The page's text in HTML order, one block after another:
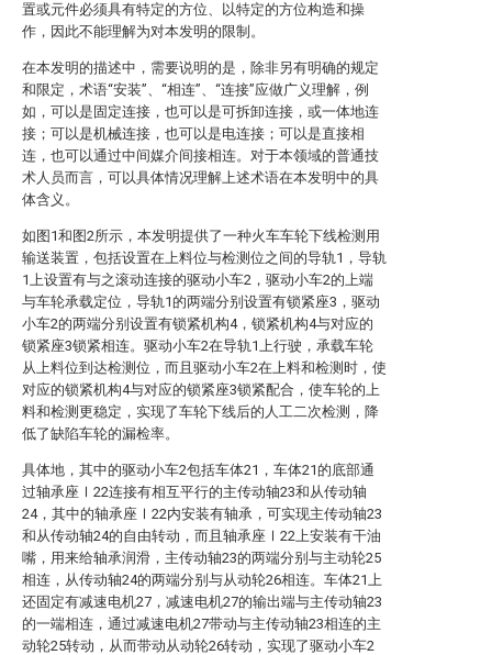
置或元件必须具有特定的方位、以特定的方位构造和操
作，因此不能理解为对本发明的限制。
在本发明的描述中，需要说明的是，除非另有明确的规定
和限定，术语“安装”、“相连”、“连接”应做广义理解，例
如，可以是固定连接，也可以是可拆卸连接，或一体地连
接；可以是机械连接，也可以是电连接；可以是直接相
连，也可以通过中间媒介间接相连。对于本领域的普通技
术人员而言，可以具体情况理解上述术语在本发明中的具
体含义。
如图1和图2所示，本发明提供了一种火车车轮下线检测用
输送装置，包括设置在上料位与检测位之间的导轨1，导轨
1上设置有与之滚动连接的驱动小车2，驱动小车2的上端
与车轮承载定位，导轨1的两端分别设置有锁紧座3，驱动
小车2的两端分别设置有锁紧机构4，锁紧机构4与对应的
锁紧座3锁紧相连。驱动小车2在导轨1上行驶，承载车轮
从上料位到达检测位，而且驱动小车2在上料和检测时，使
对应的锁紧机构4与对应的锁紧座3锁紧配合，使车轮的上
料和检测更稳定，实现了车轮下线后的人工二次检测，降
低了缺陷车轮的漏检率。
具体地，其中的驱动小车2包括车体21，车体21的底部通
过轴承座Ⅰ22连接有相互平行的主传动轴23和从传动轴
24，其中的轴承座Ⅰ22内安装有轴承，可实现主传动轴23
和从传动轴24的自由转动，而且轴承座Ⅰ22上安装有干油
嘴，用来给轴承润滑，主传动轴23的两端分别与主动轮25
相连，从传动轴24的两端分别与从动轮26相连。车体21上
还固定有减速电机27，减速电机27的输出端与主传动轴23
的一端相连，通过减速电机27带动与主传动轴23相连的主
动轮25转动，从而带动从动轮26转动，实现了驱动小车2